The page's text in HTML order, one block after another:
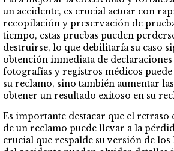
un accidente, es crucial actuar con
recopilación y preservación de
tiempo, estas pruebas pueden
destruirse, lo que debilitaría su caso
obtención inmediata de declaraciones
fotografías y registros médicos
su reclamo, sino también aumentar
obtener un resultado exitoso en su
Es importante destacar que el retraso
de un reclamo puede llevar a la
crucial que respalde su versión de los